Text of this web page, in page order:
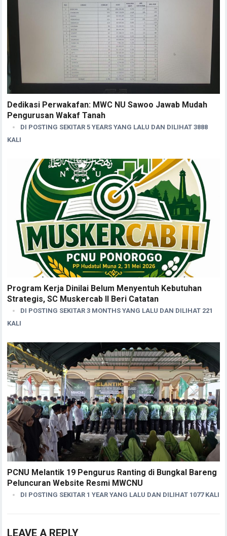
Dedikasi Perwakafan: MWC NU Sawoo Jawab Mudah
Pengurusan Wakaf Tanah
DI POSTING SEKITAR 5 YEARS YANG LALU DAN DILIHAT 3888
KALI
Program Kerja Dinilai Belum Menyentuh Kebutuhan
Strategis, SC Muskercab II Beri Catatan
DI POSTING SEKITAR 3 MONTHS YANG LALU DAN DILIHAT 221
KALI
PCNU Melantik 19 Pengurus Ranting di Bungkal Bareng
Peluncuran Website Resmi MWCNU
DI POSTING SEKITAR 1 YEAR YANG LALU DAN DILIHAT 1077 KALI
LEAVE A REPLY